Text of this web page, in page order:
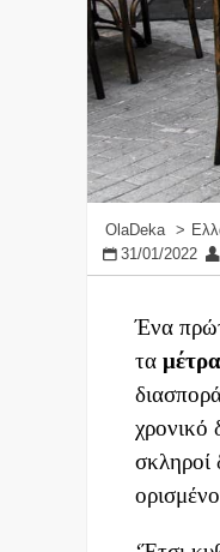
OlaDeka
31/01/2022
Ένα
τα μέτρα
χρονικό
σκληροί